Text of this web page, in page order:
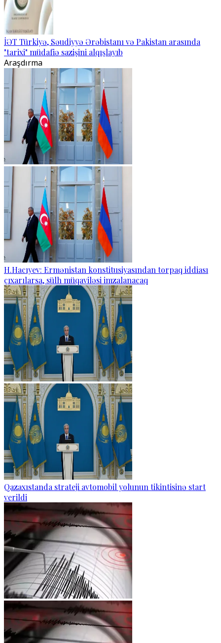
İƏT Türkiyə, Səudiyyə Ərəbistanı və Pakistan arasında
"tarixi" müdafiə sazişini alqışlayıb
Araşdırma
H.Hacıyev: Ermənistan konstitusiyasından torpaq iddiası
çıxarılarsa, sülh müqaviləsi imzalanacaq
Qazaxıstanda strateji avtomobil yolunun tikintisinə start
verildi